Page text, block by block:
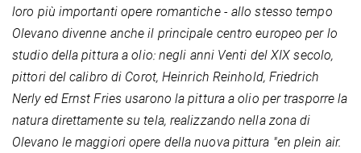
loro più importanti opere romantiche - allo stesso tempo
Olevano divenne anche il principale centro europeo per lo
studio della pittura a olio: negli anni Venti del XIX secolo,
pittori del calibro di Corot, Heinrich Reinhold, Friedrich
Nerly ed Ernst Fries usarono la pittura a olio per trasporre la
natura direttamente su tela, realizzando nella zona di
Olevano le maggiori opere della nuova pittura "en plein air.